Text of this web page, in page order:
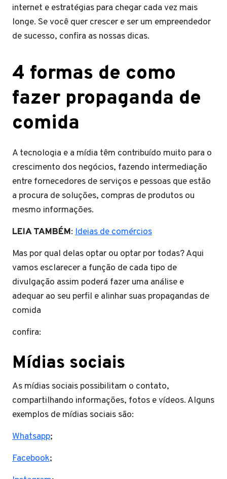
internet e estratégias para chegar cada vez mais
longe. Se você quer crescer e ser um empreendedor
de sucesso, confira as nossas dicas.
4 formas de como
fazer propaganda de
comida
A tecnologia e a mídia têm contribuído muito para o
crescimento dos negócios, fazendo intermediação
entre fornecedores de serviços e pessoas que estão
a procura de soluções, compras de produtos ou
mesmo informações.
LEIA TAMBÉM: Ideias de comércios
Mas por qual delas optar ou optar por todas? Aqui
vamos esclarecer a função de cada tipo de
divulgação assim poderá fazer uma análise e
adequar ao seu perfil e alinhar suas propagandas de
comida
confira:
Mídias sociais
As mídias sociais possibilitam o contato,
compartilhando informações, fotos e vídeos. Alguns
exemplos de mídias sociais são:
Whatsapp;
Facebook;